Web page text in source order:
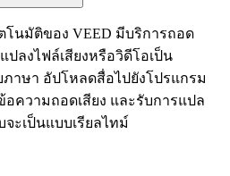
โนมัติของ VEED มีบริการถอด
ลงไฟล์เสียงหรือวิดีโอเป็น
าษา อัปโหลดสื่อไปยังโปรแกรม
ความถอดเสียง และรับการแปล
ะเป็นแบบเรียลไทม์